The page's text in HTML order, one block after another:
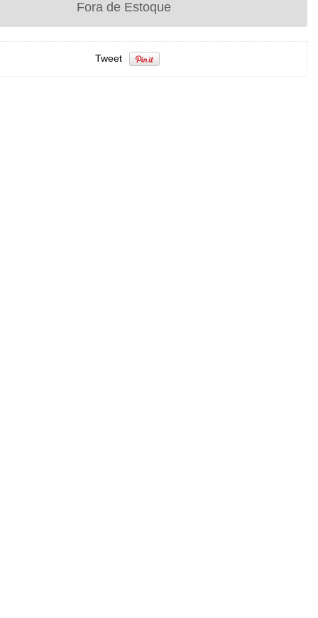
Tweet